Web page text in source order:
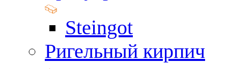
Steingot
Ригельный кирпич